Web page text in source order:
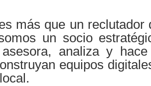
más que un reclutador
un socio
asesora, analiza y
equipos